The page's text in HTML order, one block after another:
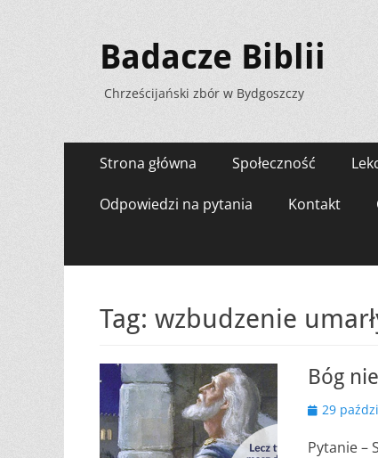
Badacze Biblii
Chrześcijański zbór w Bydgoszczy
Menu
zawartości
Strona główna Społeczność
Odpowiedzi na pytania Kontakt
Tag: wzbudzenie
Bóg
29
Pytanie –